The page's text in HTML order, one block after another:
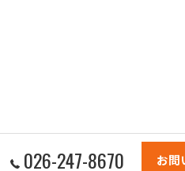
026-247-8670 お問